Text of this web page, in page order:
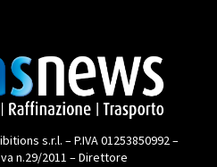
s.r.l. – P.IVA 01253850992 –
n.29/2011 – Direttore